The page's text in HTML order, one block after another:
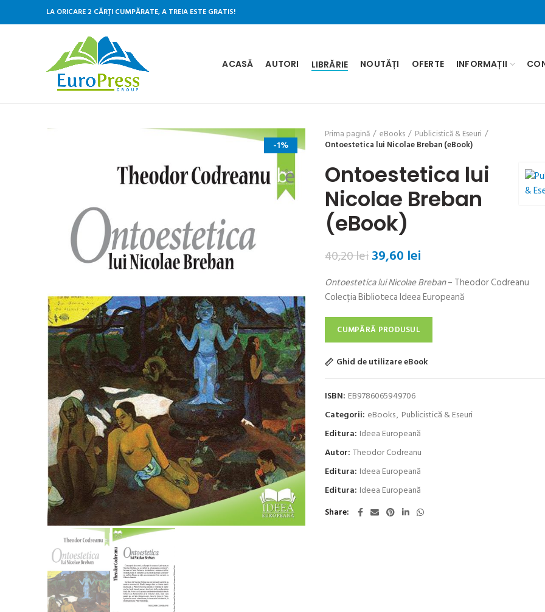
LA ORICARE 2 CĂRȚI CUMPĂRATE, A TREIA ESTE GRATIS!
ACASĂ AUTORI LIBRĂRIE NOUTĂȚI OFERTE INFORMAȚII
-1%
Prima pagină eBooks
Publicistică & Eseuri
Ontoestetica lui Nicolae Breban (eBook)
Ontoestetica lui
Nicolae Breban
(eBook)
40,20leiPrețul
a
fost:
40,20 lei.
39,60 lei
este:
39,60 lei.
Ontoestetica lui Nicolae Breban– Theodor Codreanu
Colecţia Biblioteca Ideea Europeană
CUMPĂRĂ PRODUSUL
Ghid de utilizare eBook
ISBN: EB9786065949706
Categorii: eBooks, Publicistică & Eseuri
Editura: Ideea Europeană
Autor: Theodor Codreanu
Editura: Ideea Europeană
Editura: Ideea Europeană
Share